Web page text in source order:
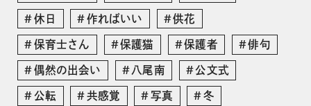
休日 作ればいい 供花
保育士さん 保護猫 保護者 俳句
偶然の出会い 八尾南 公文式
公転 共感覚 写真 冬